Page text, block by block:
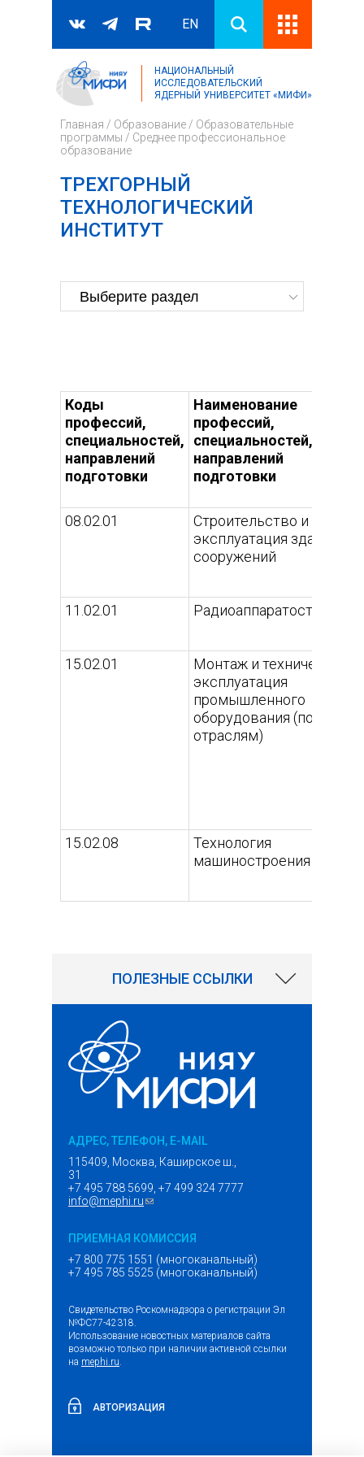
Форма поиска
Поиск
EN
НАЦИОНАЛЬНЫЙ
ИССЛЕДОВАТЕЛЬСКИЙ
ЯДЕРНЫЙ УНИВЕРСИТЕТ «МИФИ»
Главная / Образование / Образовательные
программы / Среднее профессиональное
образование
ТРЕХГОРНЫЙ
ТЕХНОЛОГИЧЕСКИЙ
ИНСТИТУТ
Коды
профессий,
специальностей,
направлений
подготовки
Наименование
профессий,
специальностей,
направлений
подготовки
08.02.01
Строительство и
эксплуатация зданий и
сооружений
11.02.01 Радиоаппаратостроение
15.02.01
Монтаж и техническая
эксплуатация
промышленного
оборудования (по
отраслям)
15.02.08
Технология
машиностроения
ПОЛЕЗНЫЕ ССЫЛКИ
АДРЕС, ТЕЛЕФОН, E-MAIL
115409, Москва, Каширское ш.,
31
+7 495 788 5699, +7 499 324 7777
info@mephi.ru(ссылка для отправки email)
ПРИЕМНАЯ КОМИССИЯ
+7 800 775 1551 (многоканальный)
+7 495 785 5525 (многоканальный)
Свидетельство Роскомнадзора о регистрации Эл
№ФС77-42318.
Использование новостных материалов сайта
возможно только при наличии активной ссылки
на mephi.ru.
АВТОРИЗАЦИЯ